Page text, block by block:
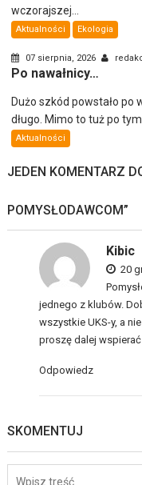
wczorajszej...
Aktualności Ekologia
07 sierpnia, 2026
Po nawałnicy…
Dużo szkód powstało po
długo. Mimo to tuż po tym
Aktualności
JEDEN KOMENTARZ
POMYSŁODAWCOM”
Kibic
20
jednego z klubów.
wszystkie UKS-y, a
proszę dalej
Odpowiedz
SKOMENTUJ